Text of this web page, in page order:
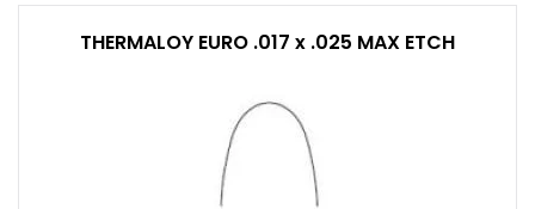
THERMALOY EURO .017 x .025 MAX ETCH